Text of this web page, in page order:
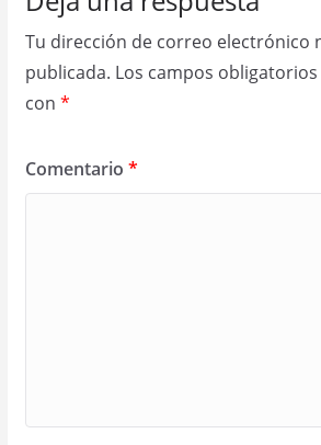
Tu dirección de correo electrónico
publicada. Los campos
con *
Comentario *